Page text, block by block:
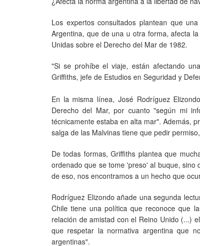
Los expertos consultados plantean que
Argentina, que de una u otra forma, afecta
Unidas sobre el Derecho del Mar de 1982.
"Si se prohíbe el viaje, están afectando
Griffiths, jefe de Estudios en Seguridad y
En la misma línea, José Rodríguez
Derecho del Mar, por cuanto "según mi
técnicamente estaba en alta mar". Además,
salga de las Malvinas tiene que pedir
De todas formas, Griffiths plantea que
ordenado que se tome 'preso' al buque, sino
de eso, nos encontramos a un hecho que
Rodríguez Elizondo añade una segunda
Chile tiene una política que reconoce que
relación de amistad con el Reino Unido (...)
que respetar la normativa argentina que
argentinas".